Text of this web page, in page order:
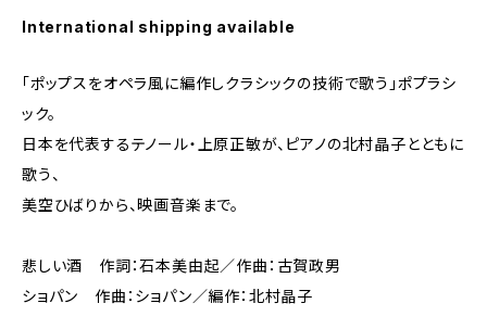
International shipping available
「ポップスをオペラ風に編作しクラシックの技術で歌う」ポプラシ
ック。
日本を代表するテノール・上原正敏が、ピアノの北村晶子とともに
歌う、
美空ひばりから、映画音楽まで。
悲しい酒 作詞：石本美由起／作曲：古賀政男
ショパン 作曲：ショパン／編作：北村晶子